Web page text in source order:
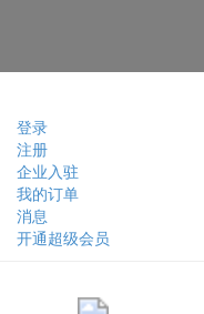
登录
注册
企业入驻
我的订单
消息
开通超级会员